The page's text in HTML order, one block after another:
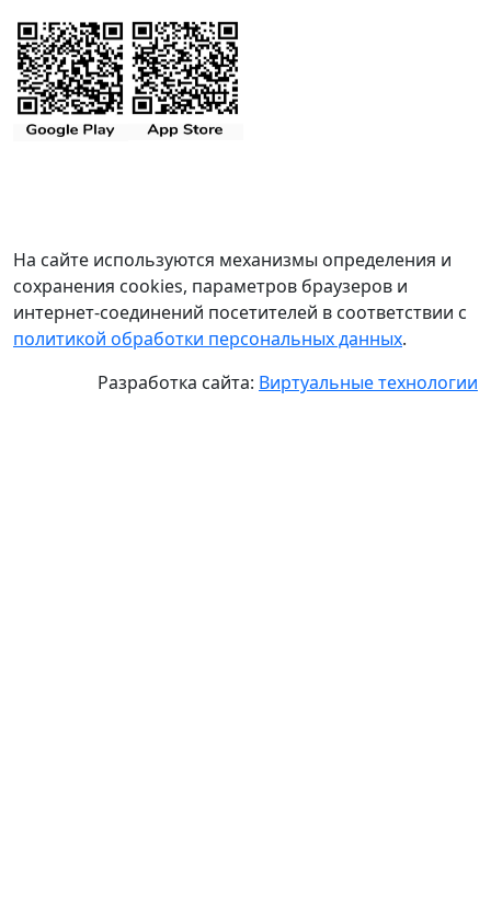
На сайте используются механизмы определения и
сохранения cookies, параметров браузеров и
интернет-соединений посетителей в соответствии с
политикой обработки персональных данных.
Разработка сайта: Виртуальные технологии